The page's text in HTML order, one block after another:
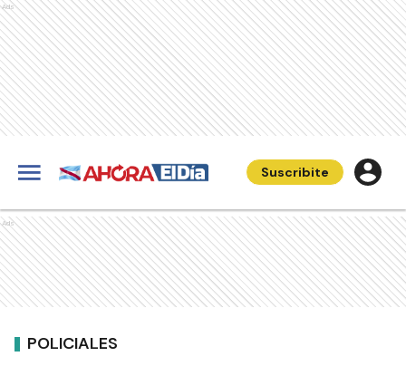
Ads
Suscribite
Ads
POLICIALES